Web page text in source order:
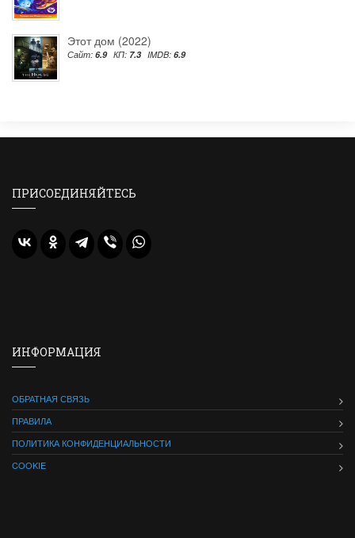
Этот дом (2022)
Сайт: 6.9 КП: 7.3 IMDB: 6.9
ПРИСОЕДИНЯЙТЕСЬ
ИНФОРМАЦИЯ
ОБРАТНАЯ СВЯЗЬ
ПРАВИЛА
ПОЛИТИКА КОНФИДЕНЦИАЛЬНОСТИ
COOKIE